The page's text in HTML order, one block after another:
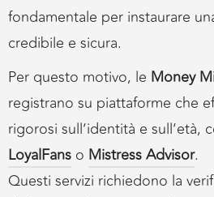
fondamentale per instaurare
credibile e sicura.
Per questo motivo, le Money
registrano su piattaforme che
rigorosi sull’identità e sull’età,
LoyalFans o Mistress Advisor.
Questi servizi richiedono la